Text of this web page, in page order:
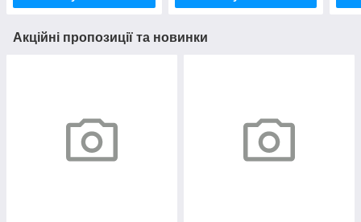
Акційні пропозиції та новинки